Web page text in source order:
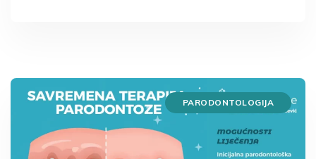
PARODONTOLOGIJA